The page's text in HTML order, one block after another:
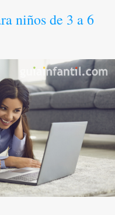
niños de 3 a 6